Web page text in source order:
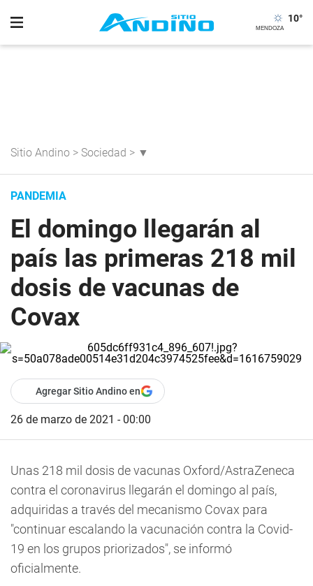
10°
Sitio Andino > Sociedad > ▼
PANDEMIA
El domingo llegarán al
país las primeras 218 mil
dosis de vacunas de
Covax
Agregar Sitio Andino en
26 de marzo de 2021 - 00:00
Unas 218 mil dosis de vacunas Oxford/AstraZeneca
contra el coronavirus llegarán el domingo al país,
adquiridas a través del mecanismo Covax para
"continuar escalando la vacunación contra la Covid-
19 en los grupos priorizados", se informó
oficialmente.